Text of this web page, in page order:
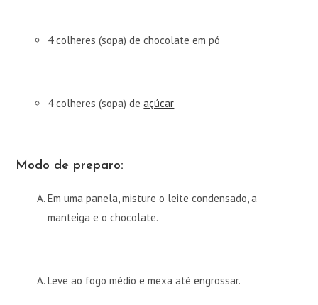
4 colheres (sopa) de chocolate em pó
4 colheres (sopa) deaçúcar
Modo de preparo:
Em uma panela, misture o leite condensado, a
manteiga e o chocolate.
Leve ao fogo médio e mexa até engrossar.